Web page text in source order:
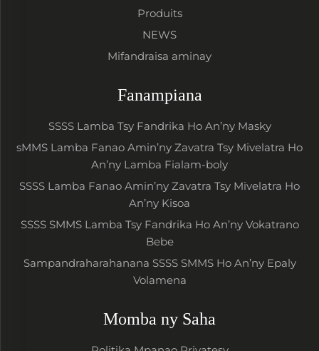
Produits
NEWS
Mifandraisa aminay
Fanampiana
SSSS Lamba Tsy Fandrika Ho An’ny Masky
sMMS Lamba Fanao Amin’ny Zavatra Tsy Mivelatra Ho
An’ny Lamba Fialam-boly
SSSS Lamba Fanao Amin’ny Zavatra Tsy Mivelatra Ho
An’ny Kisoa
SSSS SMMS Lamba Tsy Fandrika Ho An’ny Vokatrano
Bebe
Sampandraharahanana SSSS SMMS Ho An’ny Epaly
Volamena
Momba ny Saha